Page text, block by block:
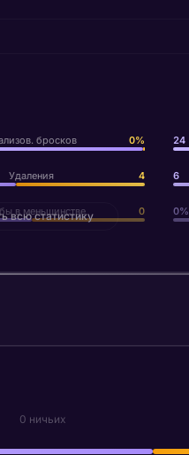
бросков 0% 24
Удаления 4 6
в меньшинстве 0 0%
всю статистику
0 ничьих